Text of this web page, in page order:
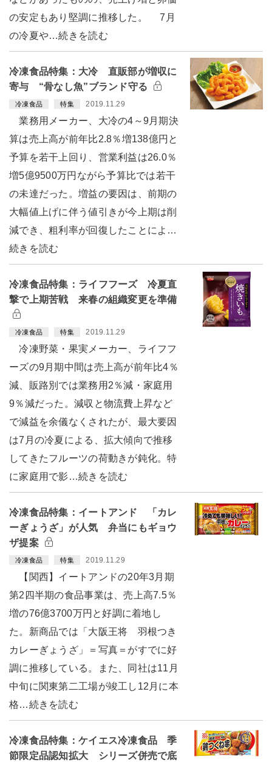
の安定もあり堅調に推移した。 7月
の冷夏や…続きを読む
冷凍食品特集：大冷 直販部が増収に
寄与 “骨なし魚”ブランド守る
冷凍食品 特集 2019.11.29
業務用メーカー、大冷の4～9月期決
算は売上高が前年比2.8％増138億円と
予算を若干上回り、営業利益は26.0％
増5億9500万円ながら予算比では若干
の未達だった。増益の要因は、前期の
大幅値上げに伴う値引きが今上期は削
減でき、粗利率が回復したことによ…
続きを読む
冷凍食品特集：ライフフーズ 冷夏直
撃で上期苦戦 来春の組織変更を準備
冷凍食品 特集 2019.11.29
冷凍野菜・果実メーカー、ライフフ
ーズの9月期中間は売上高が前年比4％
減、販路別では業務用2％減・家庭用
9％減だった。減収と物流費上昇など
で減益を余儀なくされたが、最大要因
は7月の冷夏による、拡大傾向で推移
してきたフルーツの荷動きが鈍化。特
に家庭用で影…続きを読む
冷凍食品特集：イートアンド 「カレ
ーぎょうざ」が人気 弁当にもギョウ
ザ提案
冷凍食品 特集 2019.11.29
【関西】イートアンドの20年3月期
第2四半期の食品事業は、売上高7.5％
増の76億3700万円と好調に着地し
た。新商品では「大阪王将 羽根つき
カレーぎょうざ」＝写真＝がすでに好
調に推移している。また、同社は11月
中旬に関東第二工場が竣工し12月に本
格…続きを読む
冷凍食品特集：ケイエス冷凍食品 季
節限定品認知拡大 シリーズ併売で底